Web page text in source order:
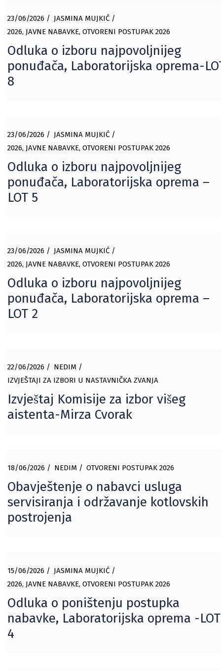
23/06/2026
JASMINA MUJKIĆ
2026, JAVNE NABAVKE, OTVORENI POSTUPAK 2026
Odluka o izboru najpovoljnijeg
ponuđača, Laboratorijska oprema-
8
23/06/2026
JASMINA MUJKIĆ
2026, JAVNE NABAVKE, OTVORENI POSTUPAK 2026
Odluka o izboru najpovoljnijeg
ponuđača, Laboratorijska oprema –
LOT 5
23/06/2026
JASMINA MUJKIĆ
2026, JAVNE NABAVKE, OTVORENI POSTUPAK 2026
Odluka o izboru najpovoljnijeg
ponuđača, Laboratorijska oprema –
LOT 2
22/06/2026
NEDIM
IZVJEŠTAJI ZA IZBORI U NASTAVNIČKA ZVANJA
Izvještaj Komisije za izbor višeg
aistenta-Mirza Cvorak
18/06/2026 NEDIM OTVORENI POSTUPAK 2026
Obavještenje o nabavci usluga
servisiranja i održavanje kotlovskih
postrojenja
15/06/2026
JASMINA MUJKIĆ
2026, JAVNE NABAVKE, OTVORENI POSTUPAK 2026
Odluka o poništenju postupka
nabavke, Laboratorijska oprema -LOT
4